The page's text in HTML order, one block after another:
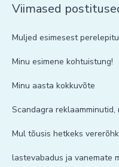
Viimased
Muljed esimesest
Minu esimene kohtuistung!
Minu aasta kokkuvõte
Scandagra
Mul tõusis hetkeks vererõhk
lastevabadus ja vanemate